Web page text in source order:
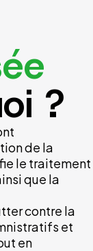
?
de la
le traitement
que la
contre la
et
en